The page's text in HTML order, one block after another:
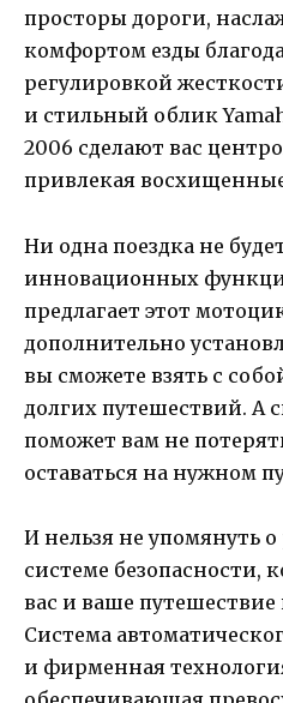
просторы дороги,
комфортом езды
регулировкой
и стильный облик
2006 сделают вас
привлекая
Ни одна поездка не
инновационных
предлагает этот
дополнительно
вы сможете взять с
долгих путешествий. А
поможет вам не
оставаться на нужном
И нельзя не упомянуть
системе безопасности,
вас и ваше
Система
и фирменная